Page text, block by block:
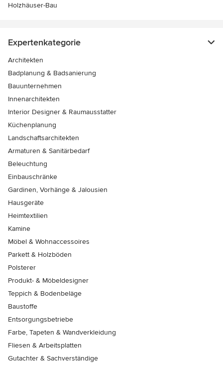
Holzhäuser-Bau
Expertenkategorie
Architekten
Badplanung & Badsanierung
Bauunternehmen
Innenarchitekten
Interior Designer & Raumausstatter
Küchenplanung
Landschaftsarchitekten
Armaturen & Sanitärbedarf
Beleuchtung
Einbauschränke
Gardinen, Vorhänge & Jalousien
Hausgeräte
Heimtextilien
Kamine
Möbel & Wohnaccessoires
Parkett & Holzböden
Polsterer
Produkt- & Möbeldesigner
Teppich & Bodenbeläge
Baustoffe
Entsorgungsbetriebe
Farbe, Tapeten & Wandverkleidung
Fliesen & Arbeitsplatten
Gutachter & Sachverständige